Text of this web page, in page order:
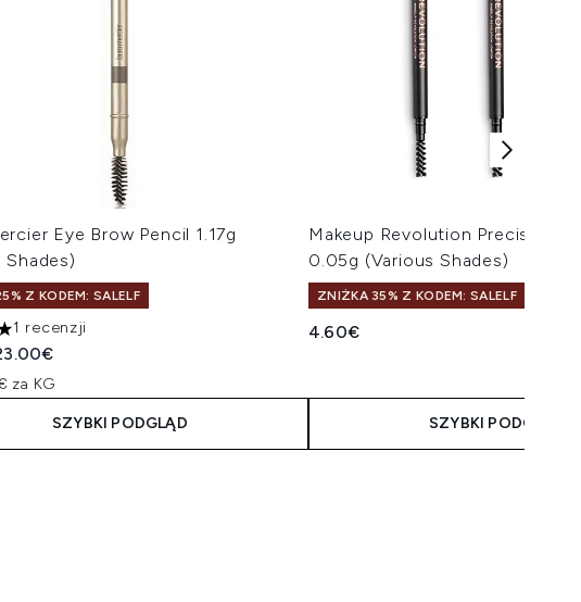
Eye Brow Pencil 1.17g
Shades)
Z KODEM: SALELF
na maksymalnie 5
1 recenzji
cena detaliczna:
cena:
za KG
SZYBKI PODGLĄD
Makeup Revolution Precise
0.05g (Various Shades)
ZNIŻKA 35% Z KODEM: SALELF
4.60€
SZYBKI PODGLĄD